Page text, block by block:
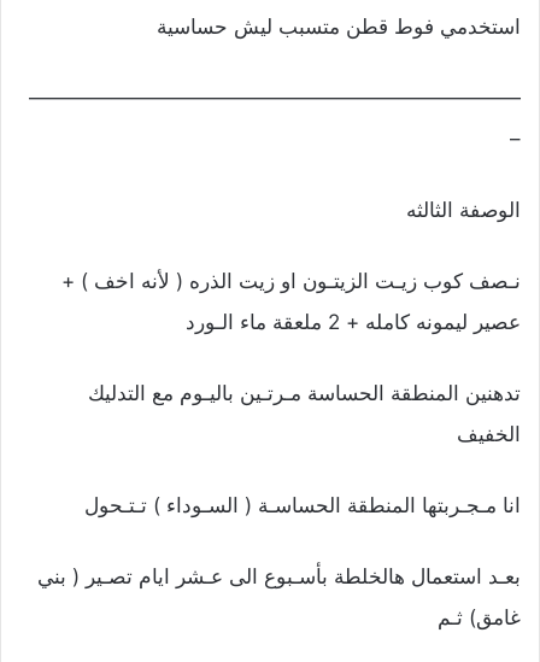
استخدمي فوط قطن متسبب ليش حساسية
————————————————————————
–
الوصفة الثالثه
نـصف كوب زيـت الزيتـون او زيت الذره ( لأنه اخف ) +
عصير ليمونه كامله + 2 ملعقة ماء الـورد
تدهنين المنطقة الحساسة مـرتـين باليـوم مع التدليك
الخفيف
انا مـجـربتها المنطقة الحساسـة ( السـوداء ) تـتـحول
بعـد استعمال هالخلطة بأسـبوع الى عـشر ايام تصـير ( بني
غامق) ثـم